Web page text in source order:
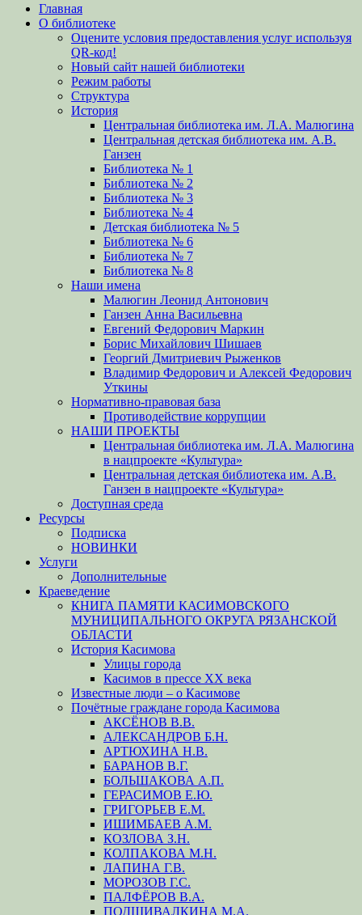
вверх
Главная
О библиотеке
Оцените условия предоставления услуг используя
QR-код!
Новый сайт нашей библиотеки
Режим работы
Структура
История
Центральная библиотека им. Л.А. Малюгина
Центральная детская библиотека им. А.В.
Ганзен
Библиотека № 1
Библиотека № 2
Библиотека № 3
Библиотека № 4
Детская библиотека № 5
Библиотека № 6
Библиотека № 7
Библиотека № 8
Наши имена
Малюгин Леонид Антонович
Ганзен Анна Васильевна
Евгений Федорович Маркин
Борис Михайлович Шишаев
Георгий Дмитриевич Рыженков
Владимир Федорович и Алексей Федорович
Уткины
Нормативно-правовая база
Противодействие коррупции
НАШИ ПРОЕКТЫ
Центральная библиотека им. Л.А. Малюгина
в нацпроекте «Культура»
Центральная детская библиотека им. А.В.
Ганзен в нацпроекте «Культура»
Доступная среда
Ресурсы
Подписка
НОВИНКИ
Услуги
Дополнительные
Краеведение
КНИГА ПАМЯТИ КАСИМОВСКОГО
МУНИЦИПАЛЬНОГО ОКРУГА РЯЗАНСКОЙ
ОБЛАСТИ
История Касимова
Улицы города
Касимов в прессе XX века
Известные люди – о Касимове
Почётные граждане города Касимова
АКСЁНОВ В.В.
АЛЕКСАНДРОВ Б.Н.
АРТЮХИНА Н.В.
БАРАНОВ В.Г.
БОЛЬШАКОВА А.П.
ГЕРАСИМОВ Е.Ю.
ГРИГОРЬЕВ Е.М.
ИШИМБАЕВ А.М.
КОЗЛОВА З.Н.
КОЛПАКОВА М.Н.
ЛАПИНА Г.В.
МОРОЗОВ Г.С.
ПАЛФЁРОВ В.А.
ПОДШИВАЛКИНА М.А.